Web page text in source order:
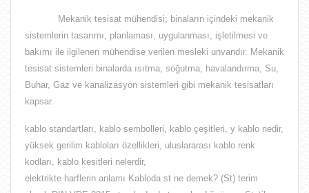
Mekanik tesisat mühendisi; binaların içindeki mekanik
sistemlerin tasarımı, planlaması, uygulanması, işletilmesi ve
bakımı ile ilgilenen mühendise verilen mesleki unvandır. Mekanik
tesisat sistemleri binalarda ısıtma, soğutma, havalandırma, Su,
Buhar, Gaz ve kanalizasyon sistemleri gibi mekanik tesisatları
kapsar.
kablo standartları, kablo sembolleri, kablo çeşitleri, y kablo nedir,
yüksek gerilim kabloları özellikleri, uluslararası kablo renk
kodları, kablo kesitleri nelerdir,
elektrikte harflerin anlamı Kabloda st ne demek? (St) terim